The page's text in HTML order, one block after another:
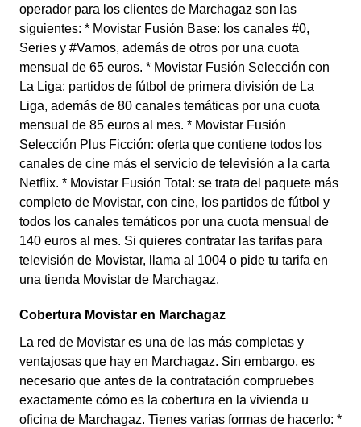
operador para los clientes de Marchagaz son las
siguientes: * Movistar Fusión Base: los canales #0,
Series y #Vamos, además de otros por una cuota
mensual de 65 euros. * Movistar Fusión Selección con
La Liga: partidos de fútbol de primera división de La
Liga, además de 80 canales temáticas por una cuota
mensual de 85 euros al mes. * Movistar Fusión
Selección Plus Ficción: oferta que contiene todos los
canales de cine más el servicio de televisión a la carta
Netflix. * Movistar Fusión Total: se trata del paquete más
completo de Movistar, con cine, los partidos de fútbol y
todos los canales temáticos por una cuota mensual de
140 euros al mes. Si quieres contratar las tarifas para
televisión de Movistar, llama al 1004 o pide tu tarifa en
una tienda Movistar de Marchagaz.
Cobertura Movistar en Marchagaz
La red de Movistar es una de las más completas y
ventajosas que hay en Marchagaz. Sin embargo, es
necesario que antes de la contratación compruebes
exactamente cómo es la cobertura en la vivienda u
oficina de Marchagaz. Tienes varias formas de hacerlo: *